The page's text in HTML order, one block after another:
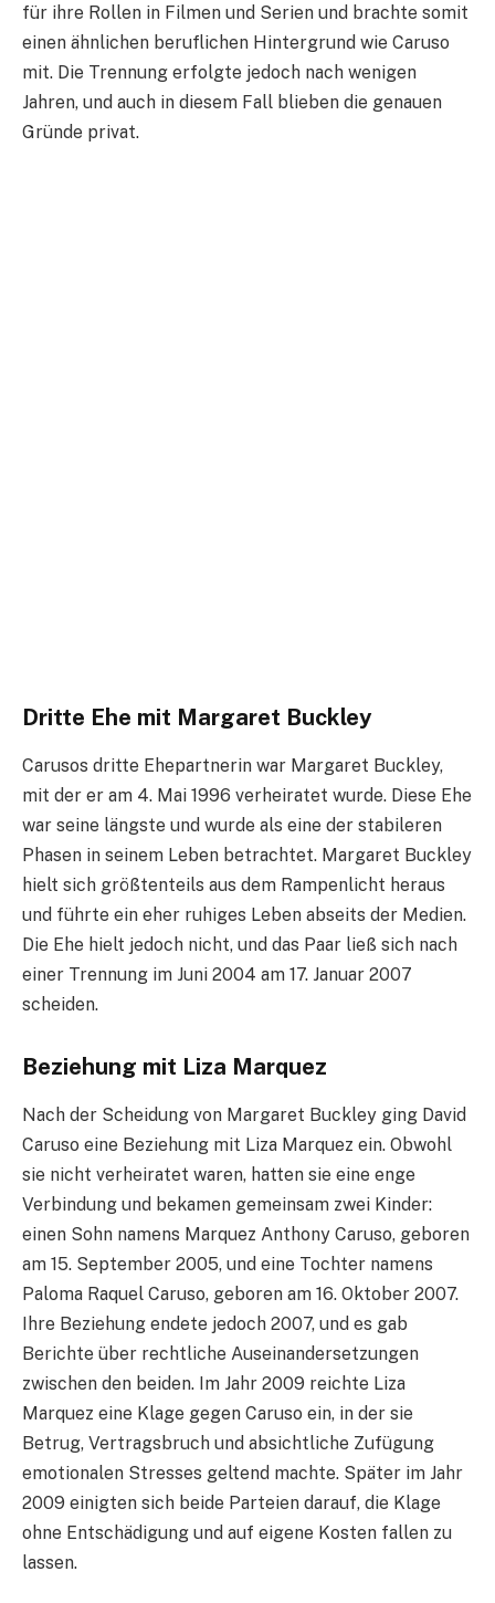
für ihre Rollen in Filmen und Serien und brachte somit
einen ähnlichen beruflichen Hintergrund wie Caruso
mit. Die Trennung erfolgte jedoch nach wenigen
Jahren, und auch in diesem Fall blieben die genauen
Gründe privat.
Dritte Ehe mit Margaret Buckley
Carusos dritte Ehepartnerin war Margaret Buckley,
mit der er am 4. Mai 1996 verheiratet wurde. Diese Ehe
war seine längste und wurde als eine der stabileren
Phasen in seinem Leben betrachtet. Margaret Buckley
hielt sich größtenteils aus dem Rampenlicht heraus
und führte ein eher ruhiges Leben abseits der Medien.
Die Ehe hielt jedoch nicht, und das Paar ließ sich nach
einer Trennung im Juni 2004 am 17. Januar 2007
scheiden.
Beziehung mit Liza Marquez
Nach der Scheidung von Margaret Buckley ging David
Caruso eine Beziehung mit Liza Marquez ein. Obwohl
sie nicht verheiratet waren, hatten sie eine enge
Verbindung und bekamen gemeinsam zwei Kinder:
einen Sohn namens Marquez Anthony Caruso, geboren
am 15. September 2005, und eine Tochter namens
Paloma Raquel Caruso, geboren am 16. Oktober 2007.
Ihre Beziehung endete jedoch 2007, und es gab
Berichte über rechtliche Auseinandersetzungen
zwischen den beiden. Im Jahr 2009 reichte Liza
Marquez eine Klage gegen Caruso ein, in der sie
Betrug, Vertragsbruch und absichtliche Zufügung
emotionalen Stresses geltend machte. Später im Jahr
2009 einigten sich beide Parteien darauf, die Klage
ohne Entschädigung und auf eigene Kosten fallen zu
lassen.